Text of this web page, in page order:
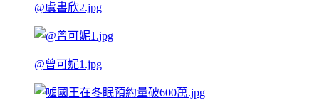
@虞書欣2.jpg
@曾可妮1.jpg